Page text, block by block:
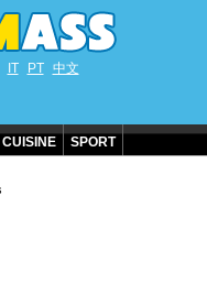
IT PT 中文
CUISINE SPORT